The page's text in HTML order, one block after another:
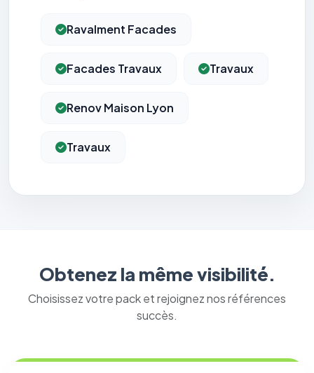
Ravalment Facades
Facades Travaux Travaux
Renov Maison Lyon
Travaux
Obtenez la même visibilité.
Choisissez votre pack et rejoignez nos références
succès.